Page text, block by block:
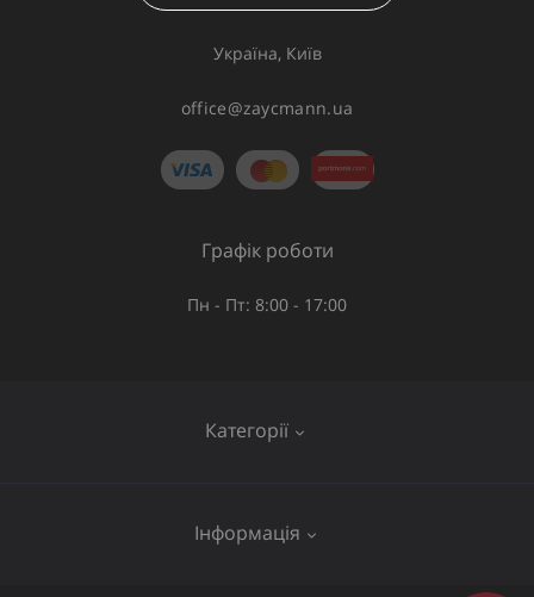
Україна, Київ
office@zaycmann.ua
Категорії
Інформація
Графік роботи
Пн - Пт: 8:00 - 17:00